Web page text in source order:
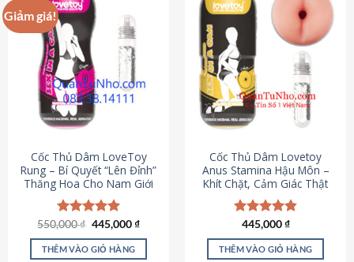
Giảm giá!
Cốc Thủ Dâm LoveToy
Rung – Bí Quyết “Lên Đỉnh”
Thăng Hoa Cho Nam Giới
Được xếp
hạng5.00
5 sao
550,000₫ Giá
là:
550,000 ₫.
445,000₫Giá
tại
THÊM VÀO GIỎ HÀNG
Cốc Thủ Dâm Lovetoy
Anus Stamina Hậu Môn –
Khít Chặt, Cảm Giác Thật
Được xếp
hạng4.84
5 sao
445,000₫
THÊM VÀO GIỎ HÀNG